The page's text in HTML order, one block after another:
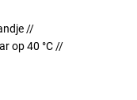
//
op 40 °C //